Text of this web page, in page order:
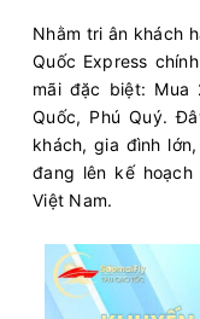
Nhằm tri ân khách
Quốc Express
mãi đặc biệt:
Quốc, Phú Quý.
khách, gia đình
đang lên kế
Việt Nam.